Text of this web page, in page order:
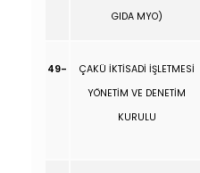
GIDA MYO)
49-
ÇAKÜ İKTİSADİ İŞLETMESİ
YÖNETİM VE DENETİM
KURULU